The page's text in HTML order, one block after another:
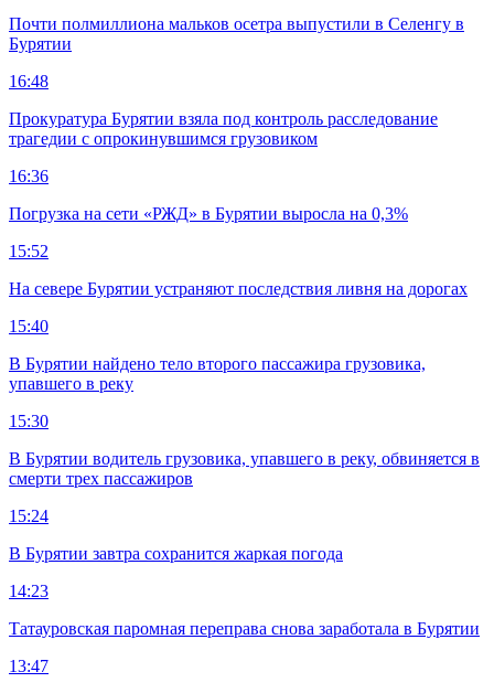
Почти полмиллиона мальков осетра выпустили в Селенгу в
Бурятии
16:48
Прокуратура Бурятии взяла под контроль расследование
трагедии с опрокинувшимся грузовиком
16:36
Погрузка на сети «РЖД» в Бурятии выросла на 0,3%
15:52
На севере Бурятии устраняют последствия ливня на дорогах
15:40
В Бурятии найдено тело второго пассажира грузовика,
упавшего в реку
15:30
В Бурятии водитель грузовика, упавшего в реку, обвиняется в
смерти трех пассажиров
15:24
В Бурятии завтра сохранится жаркая погода
14:23
Татауровская паромная переправа снова заработала в Бурятии
13:47